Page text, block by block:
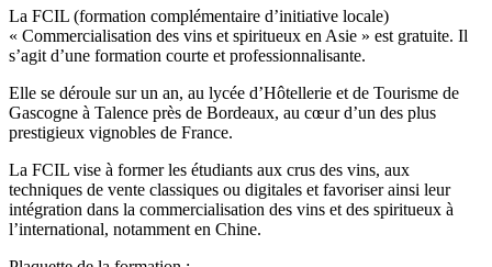
La FCIL (formation complémentaire d’initiative locale)
« Commercialisation des vins et spiritueux en Asie » est gratuite. Il
s’agit d’une formation courte et professionnalisante.
Elle se déroule sur un an, au lycée d’Hôtellerie et de Tourisme de
Gascogne à Talence près de Bordeaux, au cœur d’un des plus
prestigieux vignobles de France.
La FCIL vise à former les étudiants aux crus des vins, aux
techniques de vente classiques ou digitales et favoriser ainsi leur
intégration dans la commercialisation des vins et des spiritueux à
l’international, notamment en Chine.